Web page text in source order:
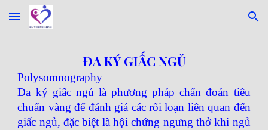
Skip to main content Skip to navigation
ĐA KÝ GIẤC NGỦ
Polysomnography
Đa ký giấc ngủ là phương pháp chẩn đoán tiêu
chuẩn vàng để đánh giá các rối loạn liên quan đến
giấc ngủ, đặc biệt là hội chứng ngưng thở khi ngủ